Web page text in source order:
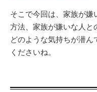
そこで今回は、家族が
方法、家族が嫌いな人と
どのような気持ちが潜
くださいね。